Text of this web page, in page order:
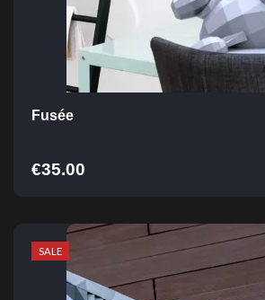
Fusée
€35.00
SALE